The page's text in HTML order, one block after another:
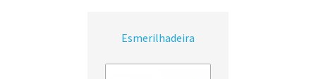
Esmerilhadeira